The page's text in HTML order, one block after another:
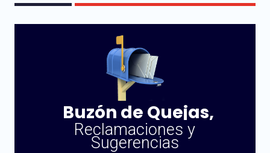
Buzón de Quejas,
Reclamaciones y
Sugerencias